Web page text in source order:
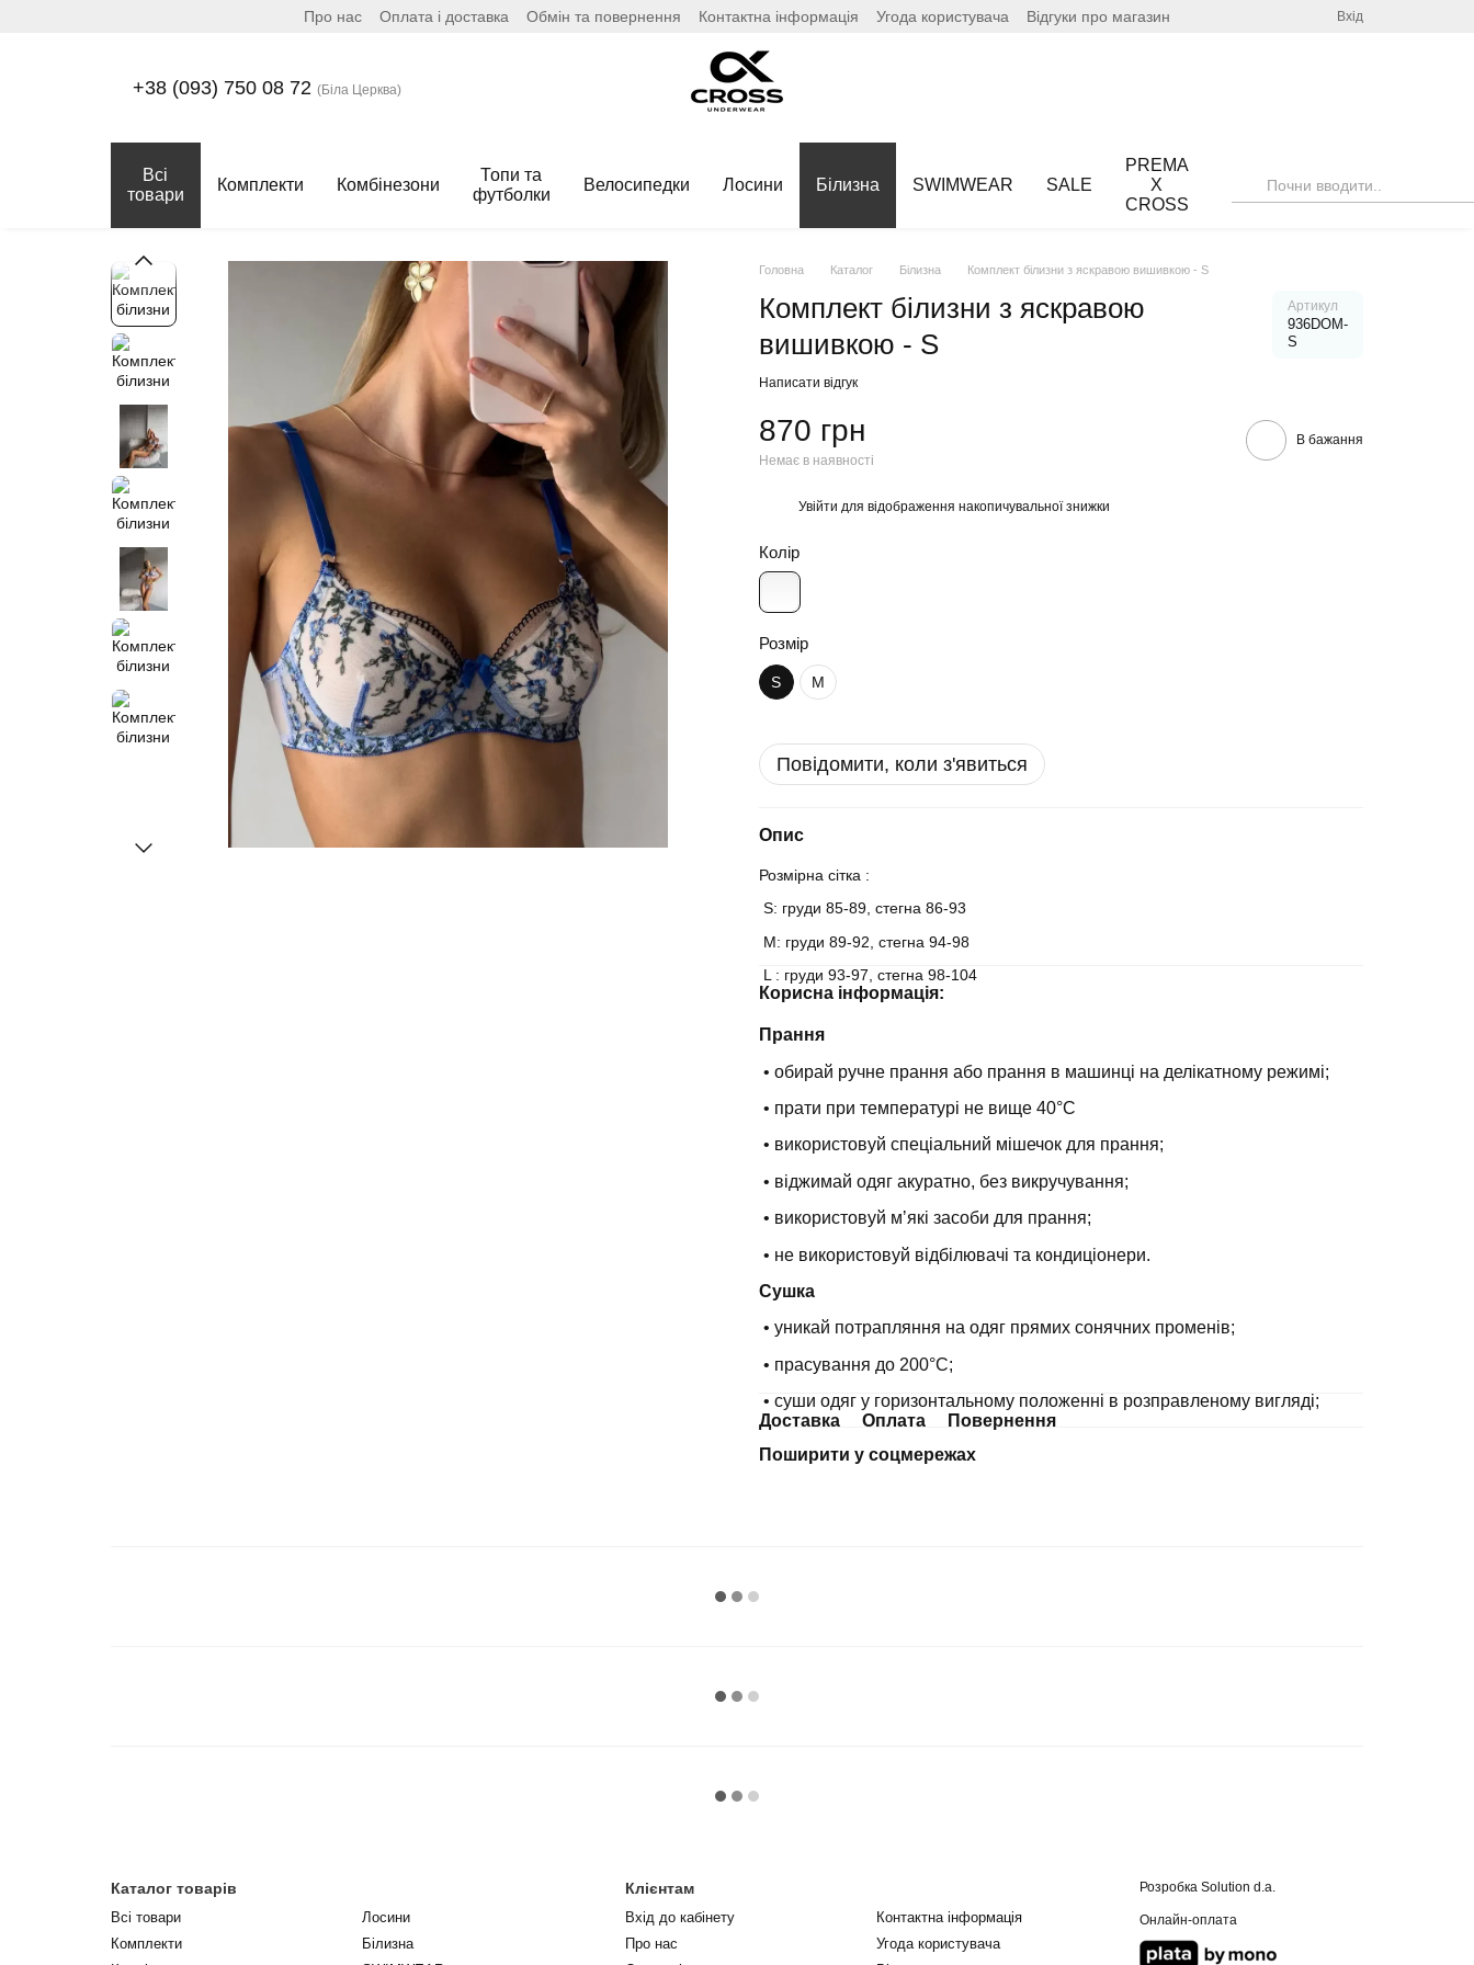
Про нас Оплата і доставка Обмін та повернення Контактна інформація Угода користувача Відгуки про магазин Вхід
+38 (093) 750 08 72 (Біла Церква)
Всі
товари
Комплекти Комбінезони
Топи та
футболки
Велосипедки Лосини Білизна SWIMWEAR SALE
PREMA
X
CROSS
Головна Каталог Білизна Комплект білизни з яскравою вишивкою - S
Комплект білизни з яскравою
вишивкою - S
Артикул
936DOM-
S
Написати відгук
870 грн
Немає в наявності
В бажання
Увійти для відображення накопичувальної знижки
Колір
Розмір
S M
Повідомити, коли з'явиться
Опис
Розмірна сітка :
S: груди 85-89, стегна 86-93
М: груди 89-92, стегна 94-98
L : груди 93-97, стегна 98-104
Корисна інформація:
Прання
• обирай ручне прання або прання в машинці на делікатному режимі;
• прати при температурі не вище 40°С
• використовуй спеціальний мішечок для прання;
• віджимай одяг акуратно, без викручування;
• використовуй мʼякі засоби для прання;
• не використовуй відбілювачі та кондиціонери.
Сушка
• уникай потрапляння на одяг прямих сонячних променів;
• прасування до 200°С;
• суши одяг у горизонтальному положенні в розправленому вигляді;
Доставка
Оплата
Повернення
Поширити у соцмережах
Каталог товарів
Всі товари
Комплекти
Лосини
Білизна
Клієнтам
Вхід до кабінету
Про нас
Контактна інформація
Угода користувача
Розробка Solution d.a.
Онлайн-оплата